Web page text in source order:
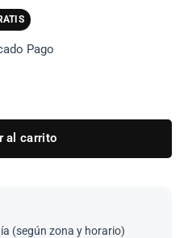
Pago
al carrito
(según zona y horario)